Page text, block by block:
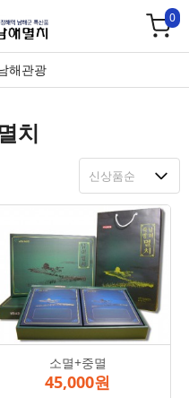
0
해관광
치
소멸+중멸
45,000원